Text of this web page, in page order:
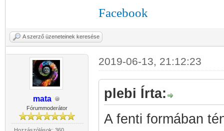
Facebook
A szerző üzeneteinek keresése
mata
Fórummoderátor
2019-06-13, 21:12:23
plebi Írta:
A fenti formában